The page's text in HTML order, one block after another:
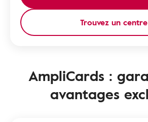
Trouvez un centre
AmpliCards :
avantages